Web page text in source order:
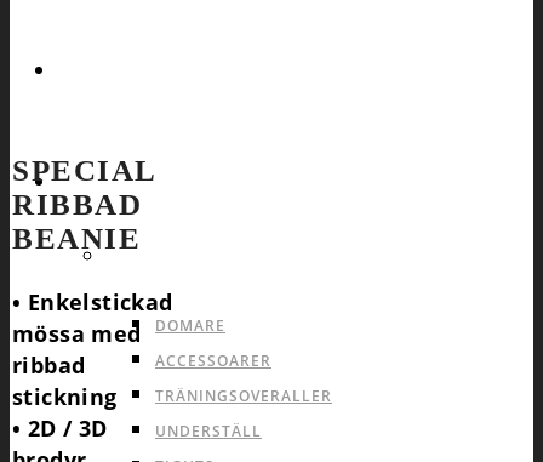
SPORTER
ALLA SPORTER PRODUKTER
PASSAR ALLA SPORTER
DOMARE
ACCESSOARER
TRÄNINGSOVERALLER
UNDERSTÄLL
SPECIAL
RIBBAD
BEANIE
• Enkelstickad
mössa med
ribbad
stickning
• 2D / 3D